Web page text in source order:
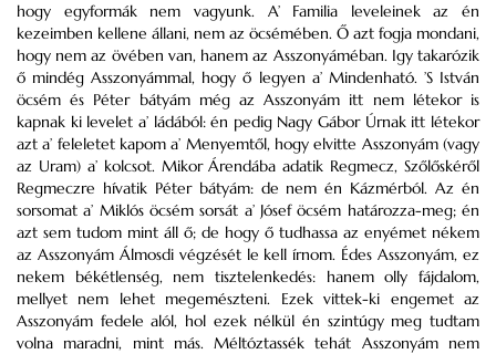
hogy egyformák nem vagyunk. A’ Familia leveleinek az én
kezeimben kellene állani, nem az öcsémében. Ő azt fogja mondani,
hogy nem az övében van, hanem az Asszonyáméban. Igy takarózik
ő mindég Asszonyámmal, hogy ő legyen a’ Mindenható. ’S István
öcsém és Péter bátyám még az Asszonyám itt nem létekor is
kapnak ki levelet a’ ládából: én pedig Nagy Gábor Úrnak itt létekor
azt a’ feleletet kapom a’ Menyemtől, hogy elvitte Asszonyám (vagy
az Uram) a’ kolcsot. Mikor Árendába adatik Regmecz, Szőlőskéről
Regmeczre hívatik Péter bátyám: de nem én Kázmérból. Az én
sorsomat a’ Miklós öcsém sorsát a’ Jósef öcsém határozza-meg; én
azt sem tudom mint áll ő; de hogy ő tudhassa az enyémet nékem
az Asszonyám Álmosdi végzését le kell írnom. Édes Asszonyám, ez
nekem békétlenség, nem tisztelenkedés: hanem olly fájdalom,
mellyet nem lehet megemészteni. Ezek vittek-ki engemet az
Asszonyám fedele alól, hol ezek nélkül én szintúgy meg tudtam
volna maradni, mint más. Méltóztassék tehát Asszonyám nem